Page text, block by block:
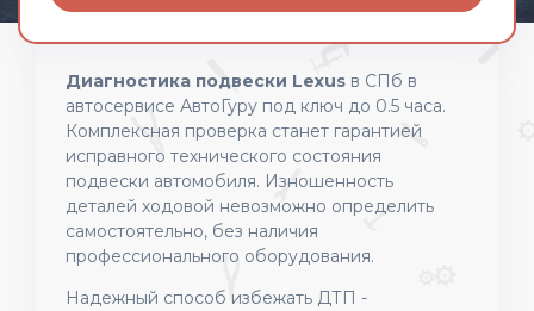
Диагностика подвески Lexus в СПб в
автосервисе АвтоГуру под ключ до 0.5 часа.
Комплексная проверка станет гарантией
исправного технического состояния
подвески автомобиля. Изношенность
деталей ходовой невозможно определить
самостоятельно, без наличия
профессионального оборудования.
Надежный способ избежать ДТП -